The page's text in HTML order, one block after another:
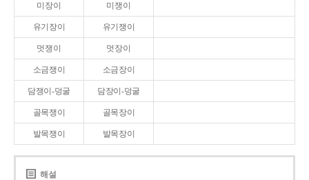
미장이 미쟁이
유기장이 유기쟁이
멋쟁이 멋장이
소금쟁이 소금장이
담쟁이-덩굴 담장이-덩굴
골목쟁이 골목장이
발목쟁이 발목장이
해설